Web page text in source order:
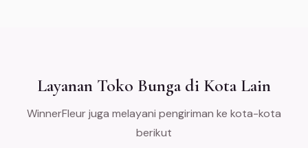
Layanan Toko Bunga di Kota Lain
WinnerFleur juga melayani pengiriman ke kota-kota
berikut